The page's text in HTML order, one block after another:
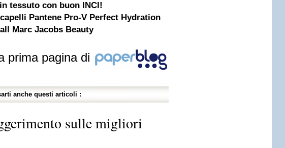
tessuto con buon INCI!
Pantene Pro-V Perfect Hydration
Marc Jacobs Beauty
prima pagina di
anche questi articoli :
sulle migliori